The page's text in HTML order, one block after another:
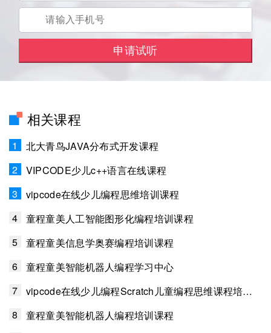
相关课程
1
北大青鸟JAVA分布式开发课程
2
VIPCODE少儿c++语言在线课程
3
vipcode在线少儿编程思维培训课程
4
童程童美人工智能图形化编程培训课程
5
童程童美信息学奥赛编程培训课程
6
童程童美智能机器人编程学习中心
7
vipcode在线少儿编程Scratch儿童编程思维课程培训班
8
童程童美智能机器人编程培训课程